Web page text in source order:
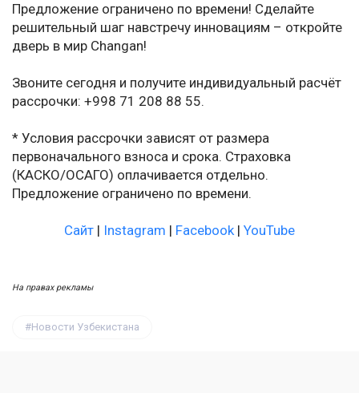
Предложение ограничено по времени! Сделайте
решительный шаг навстречу инновациям – откройте
дверь в мир Changan!
Звоните сегодня и получите индивидуальный расчёт
рассрочки: +998 71 208 88 55.
* Условия рассрочки зависят от размера
первоначального взноса и срока. Страховка
(КАСКО/ОСАГО) оплачивается отдельно.
Предложение ограничено по времени.
Сайт | Instagram | Facebook| YouTube
На правах рекламы
Новости Узбекистана